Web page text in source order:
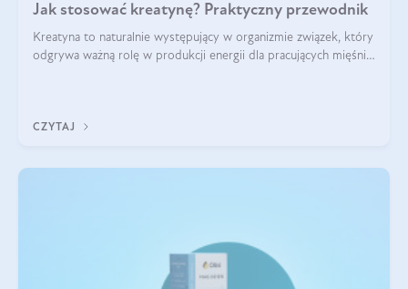
Jak stosować kreatynę? Praktyczny przewodnik
Kreatyna to naturalnie występujący w organizmie związek, który
odgrywa ważną rolę w produkcji energii dla pracujących mięśni.
CZYTAJ